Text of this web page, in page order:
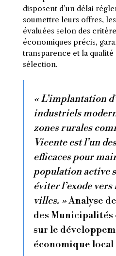
disposent d’un délai
soumettre leurs offres,
évaluées selon des
économiques précis,
transparence et la qualité
sélection.
« L’implantation
industriels
zones rurales
Vicente est l’un
efficaces pour
population active
éviter l’exode vers
villes. »Analyse
des Municipalités
sur le
économique local